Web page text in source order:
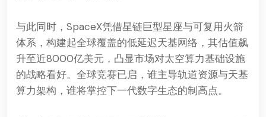
与此同时，SpaceX凭借星链巨型星座与可复用火箭
体系，构建起全球覆盖的低延迟天基网络，其估值飙
升至近8000亿美元，凸显市场对太空算力基础设施
的战略看好。全球竞赛已启，谁主导轨道资源与天基
算力架构，谁将掌控下一代数字生态的制高点。